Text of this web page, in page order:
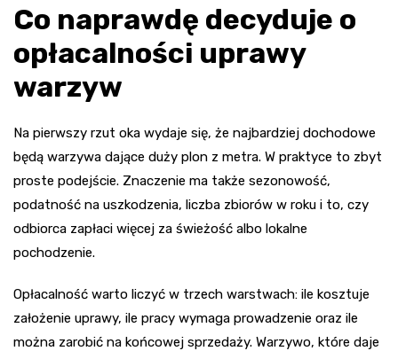
Co naprawdę decyduje o
opłacalności uprawy
warzyw
Na pierwszy rzut oka wydaje się, że najbardziej dochodowe
będą warzywa dające duży plon z metra. W praktyce to zbyt
proste podejście. Znaczenie ma także sezonowość,
podatność na uszkodzenia, liczba zbiorów w roku i to, czy
odbiorca zapłaci więcej za świeżość albo lokalne
pochodzenie.
Opłacalność warto liczyć w trzech warstwach: ile kosztuje
założenie uprawy, ile pracy wymaga prowadzenie oraz ile
można zarobić na końcowej sprzedaży. Warzywo, które daje